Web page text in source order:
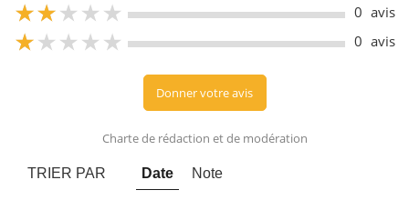
5 0 avis
5 0 avis
Donner votre avis
Charte de rédaction et de modération
TRIER PAR Date Note